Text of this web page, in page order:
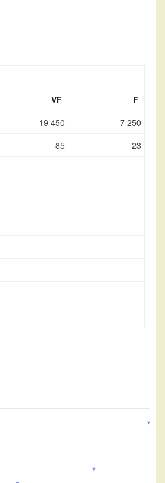
VF
F
19 450
7 250
85 23